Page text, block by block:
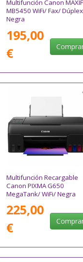
Multifunción Canon
MB5450 WiFi/ Fax/
Negra
195,00
€
Multifunción Recargable
Canon PIXMA G650
MegaTank/ WiFi/ Negra
225,00
€